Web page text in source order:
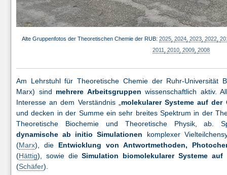
Alte Gruppenfotos der Theoretischen Chemie der RUB: 2025 2024 2023 2022
2011
2010, 2009, 2008
Am Lehrstuhl für Theoretische Chemie der Ruhr-Universität
Marx) sind mehrere Arbeitsgruppen wissenschaftlich aktiv.
Interesse an dem Verständnis „ molekularer Systeme auf der
und decken in der Summe ein sehr breites Spektrum in der
Theoretische Biochemie und Theoretische Physik, ab.
dynamische ab initio Simulationen komplexer
(Marx), die Entwicklung von Antwortmethoden,
(Hättig), sowie dieSimulation biomolekularer Systeme
(Schäfer).